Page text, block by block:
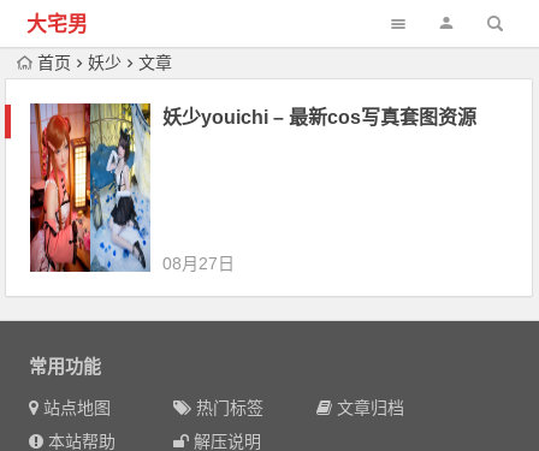
大宅男
首页 妖少 文章
妖少youichi – 最新cos写真套图资源
08月27日
常用功能
站点地图 热门标签
文章归档
本站帮助
解压说明